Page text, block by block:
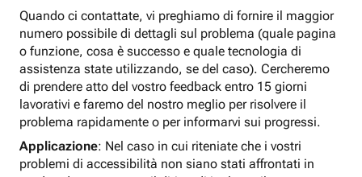
Quando ci contattate, vi preghiamo di fornire il maggior
numero possibile di dettagli sul problema (quale pagina
o funzione, cosa è successo e quale tecnologia di
assistenza state utilizzando, se del caso). Cercheremo
di prendere atto del vostro feedback entro 15 giorni
lavorativi e faremo del nostro meglio per risolvere il
problema rapidamente o per informarvi sui progressi.
Applicazione: Nel caso in cui riteniate che i vostri
problemi di accessibilità non siano stati affrontati in